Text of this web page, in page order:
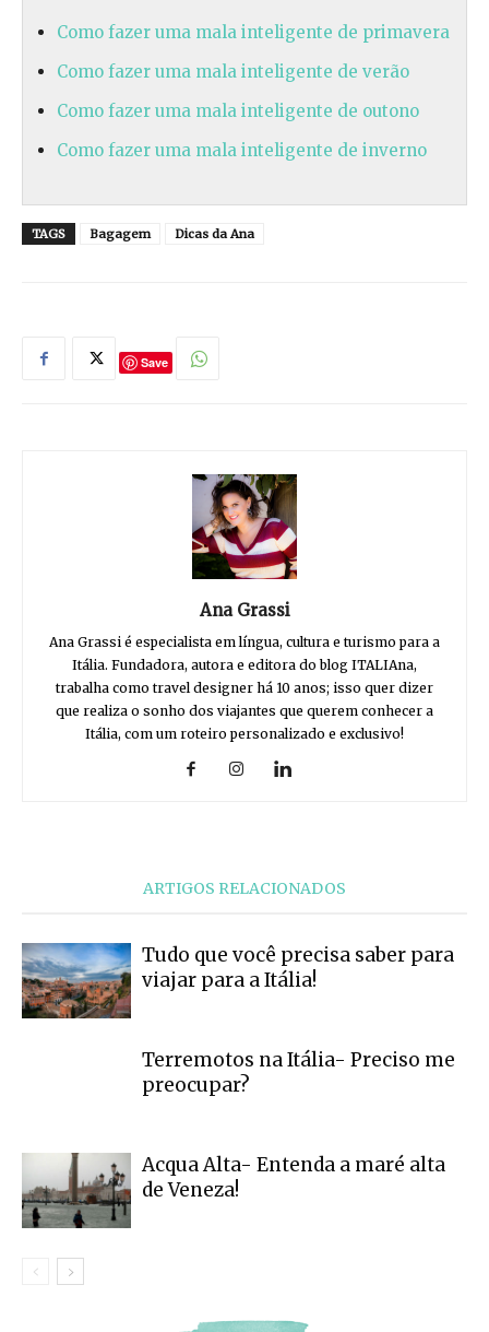
Como fazer uma mala inteligente de primavera
Como fazer uma mala inteligente de verão
Como fazer uma mala inteligente de outono
Como fazer uma mala inteligente de inverno
TAGS Bagagem Dicas da Ana
Save
Ana Grassi
Ana Grassi é especialista em língua, cultura e turismo para a
Itália. Fundadora, autora e editora do blog ITALIAna,
trabalha como travel designer há 10 anos; isso quer dizer
que realiza o sonho dos viajantes que querem conhecer a
Itália, com um roteiro personalizado e exclusivo!
ARTIGOS RELACIONADOS
Tudo que você precisa saber para
viajar para a Itália!
Terremotos na Itália- Preciso me
preocupar?
Acqua Alta- Entenda a maré alta
de Veneza!